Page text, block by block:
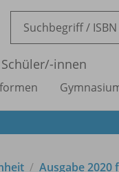
-innen
Ausgabe 2020